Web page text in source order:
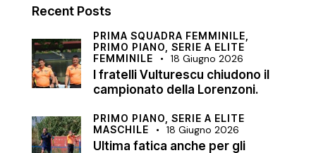
Recent Posts
PRIMA SQUADRA FEMMINILE,
PRIMO PIANO, SERIE A ELITE
FEMMINILE
18 Giugno 2026
I fratelli Vulturescu chiudono il
campionato della Lorenzoni.
PRIMO PIANO, SERIE A ELITE
MASCHILE
18 Giugno 2026
Ultima fatica anche per gli